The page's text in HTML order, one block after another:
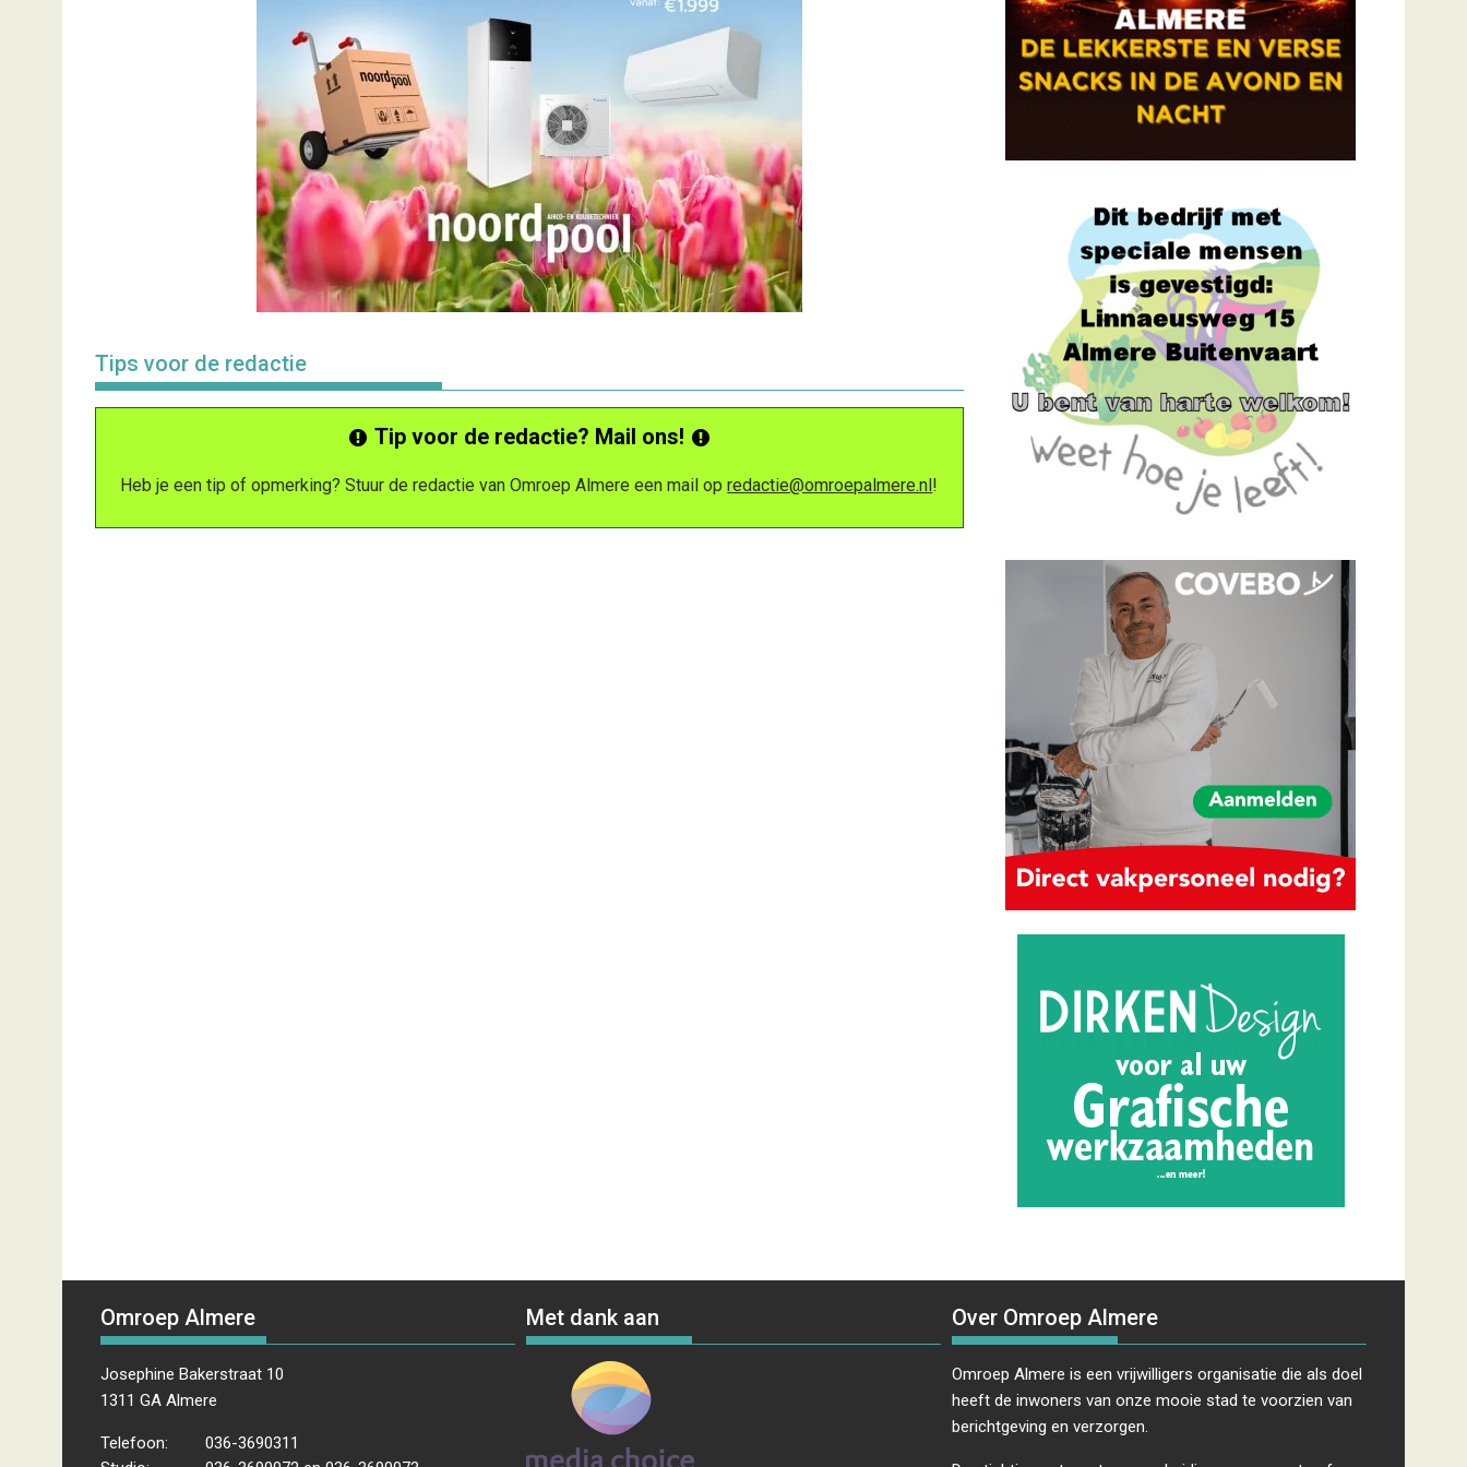
Tips voor de redactie
Tip voor de redactie? Mail ons!
Heb je een tip of opmerking? Stuur de redactie van Omroep Almere een mail opredactie@omroepalmere.nl!
Omroep Almere
Josephine Bakerstraat 10
1311 GA Almere
Telefoon:
036-3690311
Met dank aan Over Omroep Almere
Omroep Almere is een vrijwilligers organisatie die als doel
heeft de inwoners van onze mooie stad te voorzien van
berichtgeving en verzorgen.